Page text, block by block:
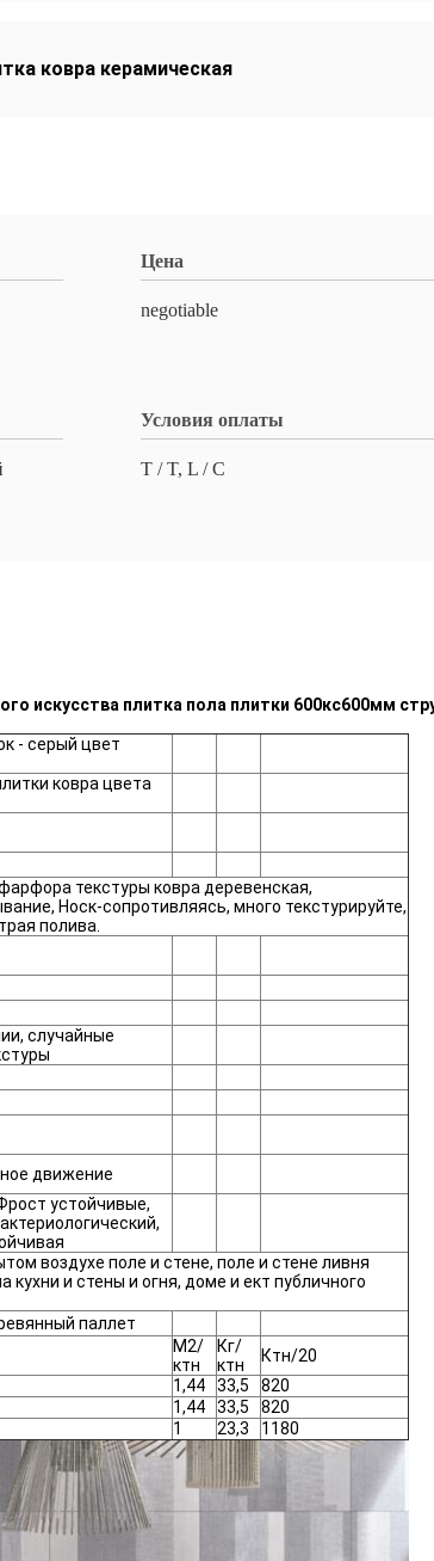
ковра керамическая
Цена
negotiable
Условия оплаты
T / T, L / C
искусства плитка пола плитки 600кс600мм
- серый цвет
ковра цвета
текстуры ковра деревенская,
Носк-сопротивляясь, много текстурируйте,
полива.
случайные
движение
устойчивые,
воздухе поле и стене, поле и стене ливня
кухни и стены и огня, доме и ект публичного
паллет
М2/
ктн
Кг/
ктн
Ктн/20
1,44 33,5
820
1,44 33,5
820
1 23,3 1180